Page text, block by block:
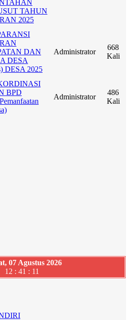
TAHUN
2025
DAN
DESA
DESA 2025
Administrator
668
Kali
BPD
Administrator
486
Kali
07 Agustus 2026
12 : 41 : 12